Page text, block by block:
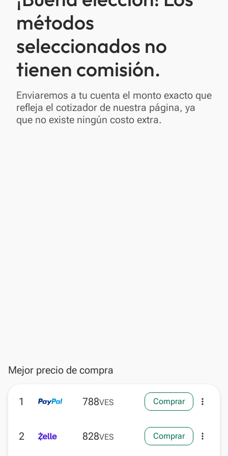
métodos
seleccionados no
tienen comisión.
Enviaremos a tu cuenta el monto exacto que
refleja el cotizador de nuestra página, ya
que no existe ningún costo extra.
Mejor precio de compra
1 788VES Comprar more_vert
2 828VES Comprar more_vert